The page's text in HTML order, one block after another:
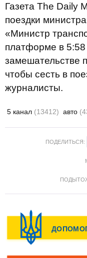
Газета The Daily
поездки
«Министр
платформе в 5:58
замешательстве
чтобы сесть в
журналисты.
5 канал (13412) авто
ПОДЕЛИТЬСЯ: